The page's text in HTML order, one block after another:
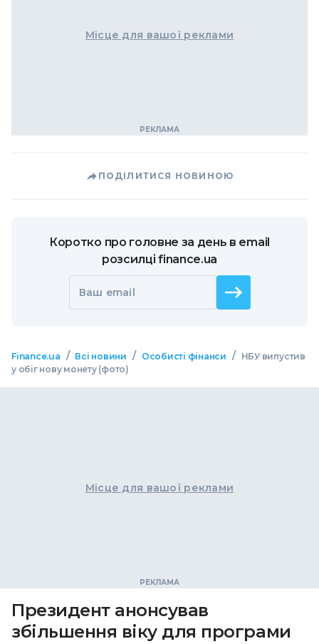
Місце для вашої реклами
ПОДІЛИТИСЯ НОВИНОЮ
Коротко про головне за день в email
розсилці finance.ua
Ваш email
Finance.ua / Всі новини / Особисті фінанси /
НБУ випустив
у обіг нову монету (фото)
Місце для вашої реклами
Президент анонсував
збільшення віку для програми